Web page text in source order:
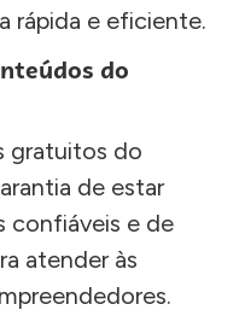
rápida e eficiente.
do
gratuitos do
de estar
confiáveis e de
atender às